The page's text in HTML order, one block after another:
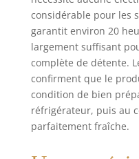
considérable pour les
garantit environ 20
largement suffisant
complète de détente.
confirment que le
condition de bien
réfrigérateur, puis au
parfaitement fraîche.